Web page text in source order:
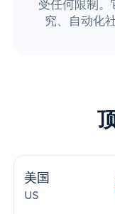
受任何限制
究、自动化
美国
US